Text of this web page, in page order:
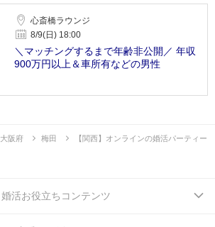
心斎橋ラウンジ
8/9(日) 18:00
＼マッチングするまで年齢非公開／ 年収
900万円以上＆車所有などの男性
大阪府 梅田 【関西】オンラインの婚活パーティー
婚活お役立ちコンテンツ